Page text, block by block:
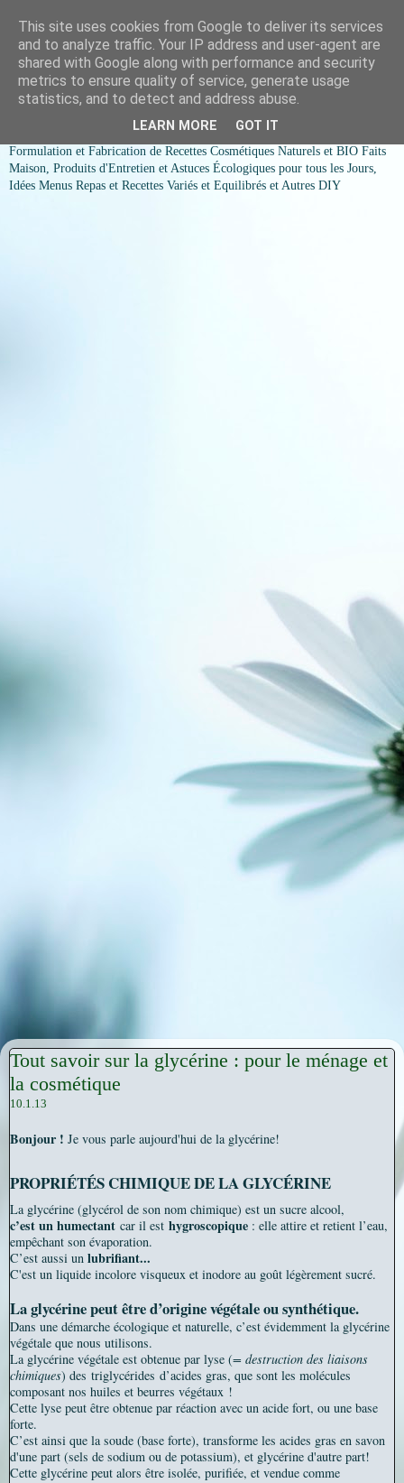
COSMESSENCE BIO Recettes
cosmetiques naturels et Bio et
idées menus variés et équilibrés
Formulation et Fabrication de Recettes Cosmétiques Naturels et BIO Faits
Maison, Produits d'Entretien et Astuces Écologiques pour tous les Jours,
Idées Menus Repas et Recettes Variés et Equilibrés et Autres DIY
Tout savoir sur la glycérine : pour le ménage et
la cosmétique
10.1.13
Bonjour ! Je vous parle aujourd'hui de la glycérine!
PROPRIÉTÉS CHIMIQUE DE LA GLYCÉRINE
La glycérine (glycérol de son nom chimique) est un sucre alcool,
c’est un humectant car il est hygroscopique : elle attire et retient l’eau,
empêchant son évaporation.
C’est aussi un lubrifiant...
C'est un liquide incolore visqueux et inodore au goût légèrement sucré.
La glycérine peut être d’origine végétale ou synthétique.
Dans une démarche écologique et naturelle, c’est évidemment la glycérine
végétale que nous utilisons.
La glycérine végétale est obtenue par lyse (= destruction des liaisons
chimiques) des triglycérides d’acides gras, que sont les molécules
composant nos huiles et beurres végétaux !
Cette lyse peut être obtenue par réaction avec un acide fort, ou une base
forte.
C’est ainsi que la soude (base forte), transforme les acides gras en savon
d'une part (sels de sodium ou de potassium), et glycérine d'autre part!
Cette glycérine peut alors être isolée, purifiée, et vendue comme
This site uses cookies from Google to deliver its services
and to analyze traffic. Your IP address and user-agent are
shared with Google along with performance and security
metrics to ensure quality of service, generate usage
statistics, and to detect and address abuse.
LEARN MORE GOT IT